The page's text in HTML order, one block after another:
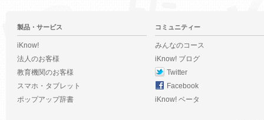
製品・サービス
iKnow!
法人のお客様
教育機関のお客様
スマホ・タブレット
ポップアップ辞書
コミュニティー
みんなのコース
iKnow! ブログ
Twitter
Facebook
iKnow! ベータ